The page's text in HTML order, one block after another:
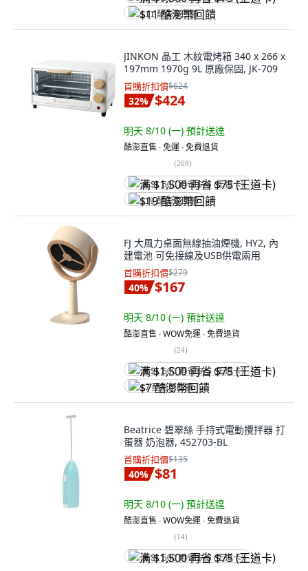
$11 酷澎幣回饋
JINKON 晶工 木紋電烤箱 340 x 266 x
197mm 1970g 9L 原廠保固, JK-709
首購折扣價$624
32% $424
明天 8/10 (一) 預計送達
酷澎直售 ∙ 免運 ∙ 免費退貨
(269)
满 $1,500 再省 $75 (王道卡)
$19 酷澎幣回饋
FJ 大風力桌面無線抽油煙機, HY2, 內
建電池 可免接線及USB供電兩用
首購折扣價$279
40% $167
明天 8/10 (一) 預計送達
酷澎直售 ∙ WOW免運 ∙ 免費退貨
(24)
满 $1,500 再省 $75 (王道卡)
$7 酷澎幣回饋
Beatrice 碧翠絲 手持式電動攪拌器 打
蛋器 奶泡器, 452703-BL
首購折扣價$135
40% $81
明天 8/10 (一) 預計送達
酷澎直售 ∙ WOW免運 ∙ 免費退貨
(14)
满 $1,500 再省 $75 (王道卡)